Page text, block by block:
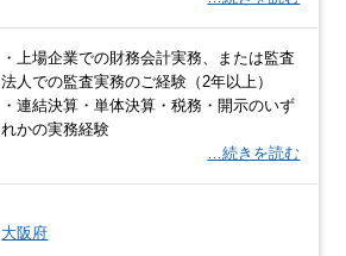
・上場企業での財務会計実務、または監査
法人での監査実務のご経験（2年以上）
・連結決算・単体決算・税務・開示のいず
れかの実務経験
…続きを読む
大阪府